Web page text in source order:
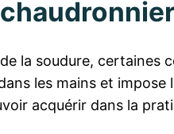
la soudure,
les mains et
acquérir dans la